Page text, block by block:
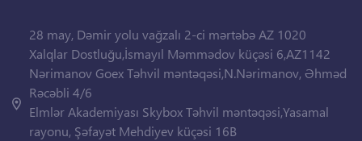
28 may, Dəmir yolu vağzalı 2-ci mərtəbə AZ 1020
Xalqlar Dostluğu,İsmayıl Məmmədov küçəsi 6,AZ1142
Nərimanov Goex Təhvil məntəqəsi,N.Nərimanov, Əhməd
Rəcəbli 4/6
Elmlər Akademiyası Skybox Təhvil məntəqəsi,Yasamal
rayonu, Şəfayət Mehdiyev küçəsi 16B